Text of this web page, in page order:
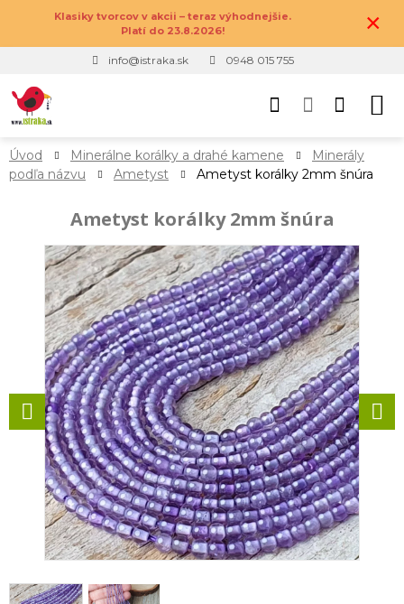
Klasiky tvorcov v akcii – teraz výhodnejšie.
Platí do 23.8.2026!
×
info@istraka.sk 0948 015 755
Úvod Minerálne korálky a drahé kamene
Minerály
podľa názvu
Ametyst Ametyst korálky 2mm šnúra
Ametyst korálky 2mm šnúra